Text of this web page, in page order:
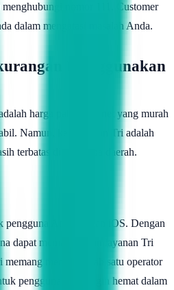
nomor 111. Customer
dalam mengatasi masalah Anda.
Menggunakan
harga paket internet yang murah
Namun, kekurangan Tri adalah
terbatas di beberapa daerah.
Android dan iOS. Dengan
dapat memanfaatkan layanan Tri
menjadi salah satu operator
pengguna yang ingin hemat dalam